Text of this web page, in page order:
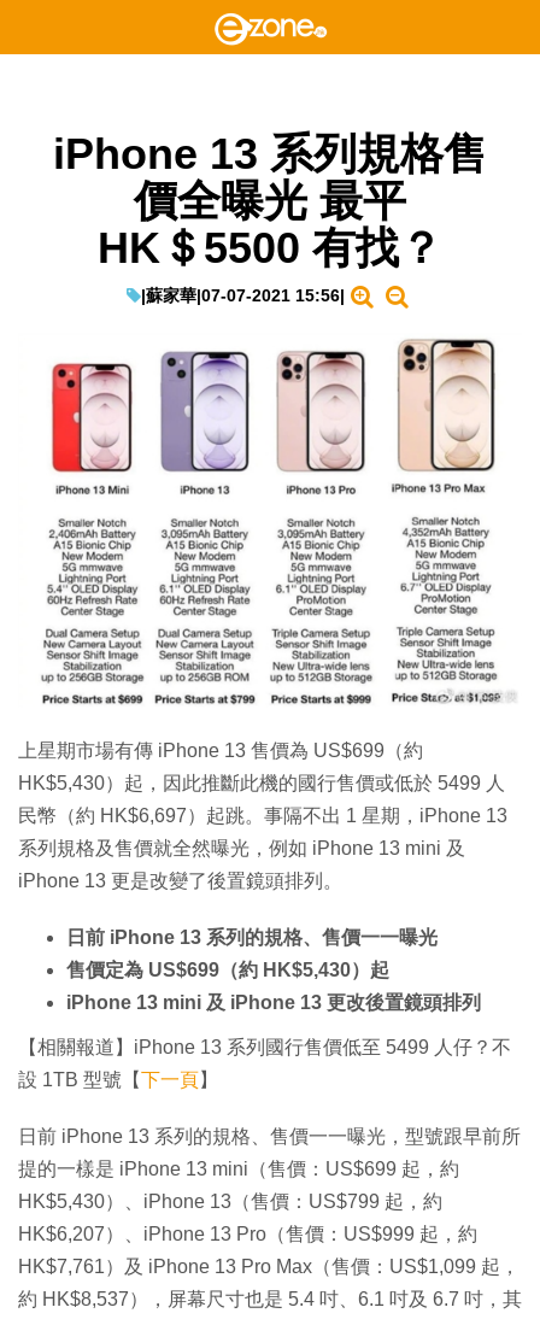
iPhone 13 系列規格售
價全曝光 最平
HK＄5500 有找？
|蘇家華|07-07-2021 15:56|
上星期市場有傳 iPhone 13 售價為 US$699（約
HK$5,430）起，因此推斷此機的國行售價或低於 5499 人
民幣（約 HK$6,697）起跳。事隔不出 1 星期，iPhone 13
系列規格及售價就全然曝光，例如 iPhone 13 mini 及
iPhone 13 更是改變了後置鏡頭排列。
日前 iPhone 13 系列的規格、售價一一曝光
售價定為 US$699（約 HK$5,430）起
iPhone 13 mini 及 iPhone 13 更改後置鏡頭排列
【相關報道】iPhone 13 系列國行售價低至 5499 人仔？不
設 1TB 型號【下一頁】
日前 iPhone 13 系列的規格、售價一一曝光，型號跟早前所
提的一樣是 iPhone 13 mini（售價：US$699 起，約
HK$5,430）、iPhone 13（售價：US$799 起，約
HK$6,207）、iPhone 13 Pro（售價：US$999 起，約
HK$7,761）及 iPhone 13 Pro Max（售價：US$1,099 起，
約 HK$8,537），屏幕尺寸也是 5.4 吋、6.1 吋及 6.7 吋，其